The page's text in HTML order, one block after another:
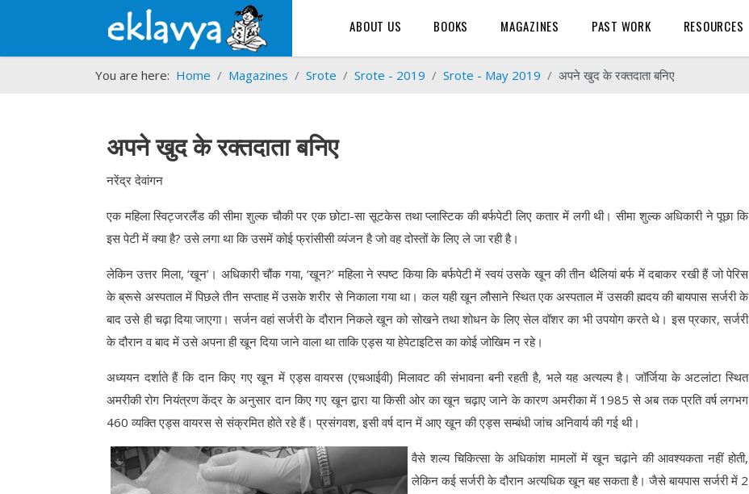
ABOUT US BOOKS MAGAZINES PAST WORK RESOURCES
You are here: Home Magazines Srote Srote - 2019 Srote - May 2019 अपने खुद के रक्तदाता बनिए
अपने खुद के रक्तदाता बनिए
नरेंद्र देवांगन
एक महिला स्विट्जरलैंड की सीमा शुल्क चौकी पर एक छोटा-सा सूटकेस तथा प्लास्टिक की बर्फपेटी लिए कतार में लगी थी। सीमा शुल्क अधिकारी ने पूछा कि
इस पेटी में क्या है? उसे लगा था कि उसमें कोई फ्रांसीसी व्यंजन है जो वह दोस्तों के लिए ले जा रही है।
लेकिन उत्तर मिला, ‘खून’। अधिकारी चौंक गया, ‘खून?’ महिला ने स्पष्ट किया कि बर्फपेटी में स्वयं उसके खून की तीन थैलियां बर्फ में दबाकर रखी हैं जो पेरिस
के ब्रूसे अस्पताल में पिछले तीन सप्ताह में उसके शरीर से निकाला गया था। कल यही खून लौसाने स्थित एक अस्पताल में उसकी ह्मदय की बायपास सर्जरी के
बाद उसे ही चढ़ा दिया जाएगा। सर्जन वहां सर्जरी के दौरान निकले खून को सोखने तथा शोधन के लिए सेल वॉशर का भी उपयोग करते थे। इस प्रकार, सर्जरी
के दौरान व बाद में उसे अपना ही खून दिया जाने वाला था ताकि एड्स या हेपेटाइटिस का कोई जोखिम न रहे।
अध्ययन दर्शाते हैं कि दान किए गए खून में एड्स वायरस (एचआईवी) मिलावट की संभावना बनी रहती है, भले यह अत्यल्प है। जॉर्जिया के अटलांटा स्थित
अमरीकी रोग नियंत्रण केंद्र के अनुसार दान किए गए खून द्वारा या किसी ओर का खून चढ़ाए जाने के कारण अमरीका में 1985 से अब तक प्रति वर्ष लगभग
460 व्यक्ति एड्स वायरस से संक्रमित होते रहे हैं। प्रसंगवश, इसी वर्ष दान में आए खून की एड्स सम्बंधी जांच अनिवार्य की गई थी।
वैसे शल्य चिकित्सा के अधिकांश मामलों में खून चढ़ाने की आवश्यकता नहीं होती,
लेकिन कई सर्जरी के दौरान अत्यधिक खून बह सकता है। जैसे बायपास सर्जरी में 2